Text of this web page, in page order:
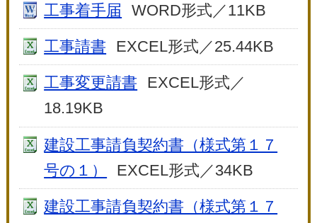
工事着手届 WORD形式／11KB
工事請書 EXCEL形式／25.44KB
工事変更請書
EXCEL形式／
18.19KB
建設工事請負契約書（様式第１７
号の１）
EXCEL形式／34KB
建設工事請負契約書（様式第１７